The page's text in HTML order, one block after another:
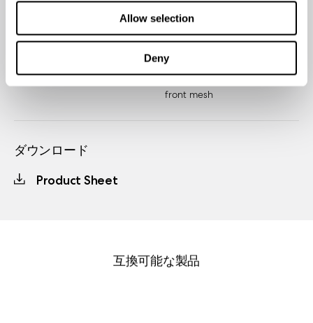
Allow selection
Deny
258 g
475 x 248 x 54 mm
496 g
Package contents
Meshify C (ATX) Replacement
front mesh
ダウンロード
Product Sheet
互換可能な製品